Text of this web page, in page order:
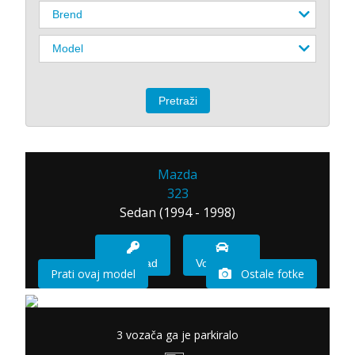
Mazda
323
Sedan (1994 - 1998)
Imam sad Vozio sam
Prati ovaj model Ostale fotke
3 vozača ga je parkiralo